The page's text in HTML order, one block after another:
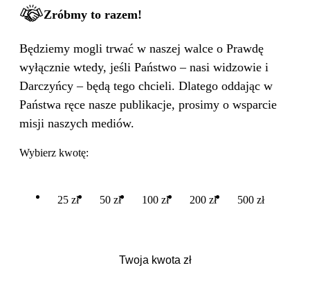
Zróbmy to razem!
Będziemy mogli trwać w naszej walce o Prawdę
wyłącznie wtedy, jeśli Państwo – nasi widzowie i
Darczyńcy – będą tego chcieli. Dlatego oddając w
Państwa ręce nasze publikacje, prosimy o wsparcie
misji naszych mediów.
Wybierz kwotę:
25 zł 50 zł 100 zł 200 zł 500 zł